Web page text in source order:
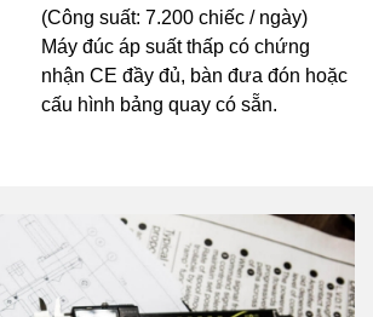
(Công suất: 7.200 chiếc / ngày)
Máy đúc áp suất thấp có chứng
nhận CE đầy đủ, bàn đưa đón hoặc
cấu hình bảng quay có sẵn.